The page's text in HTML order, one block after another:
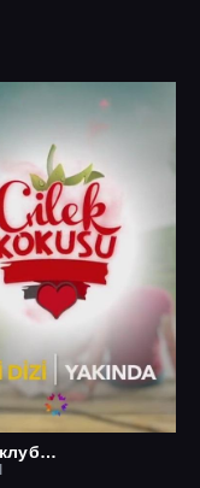
Запах клубники